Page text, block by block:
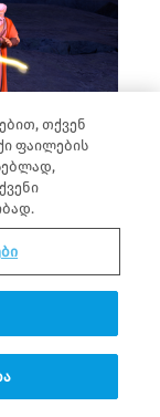
თქვენ
ფაილების